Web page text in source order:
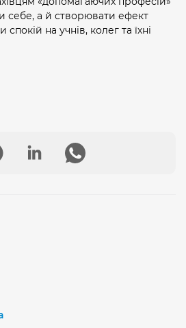
себе, а й створювати ефект
на учнів, колег та їхні